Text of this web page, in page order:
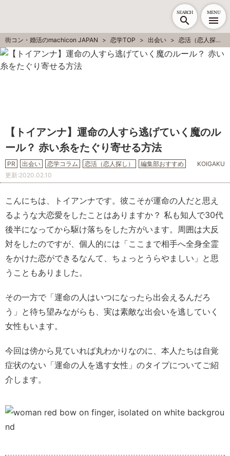
SEARCH MENU
街コン・婚活のmachicon JAPAN 恋学TOP 出会い 恋活（恋人探し）
【トイアンナ】運命の人すら逃げていく魔のル
ール？ 赤い糸をたぐり寄せる方法
PR 出会い 恋学コラム 恋活（恋人探し） 編集部おすすめ
KOIGAKU
更新:2020.02.10
こんにちは、トイアンナです。彼こそが運命の人だと思え
るような大恋愛をしたことはありますか？ 私も知人で30代
後半になってから駆け落ちをした方がいます。周囲は大反
対をしたのですが、個人的には「ここまで相手へ全身全霊
をかけた恋ができるなんて、ちょっとうらやましい」と思
うこともありました。
その一方で「運命の人はいつになったら出会えるんだろ
う」と待ち望みながらも、実は素敵な出会いを逃していく
女性もいます。
今回は傍から見ていれば丸わかりなのに、本人たちは自覚
症状のない「運命の人を逃す女性」のタイプについてご紹
介します。